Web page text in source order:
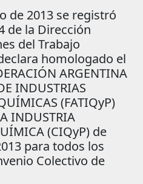
de 2013 se registró
de la Dirección
del Trabajo
homologado el
ARGENTINA
INDUSTRIAS
(FATIQyP)
INDUSTRIA
(CIQyP) de
para todos los
Colectivo de